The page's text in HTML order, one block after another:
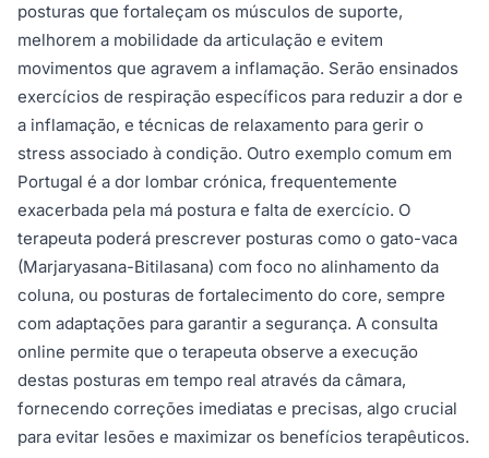
posturas que fortaleçam os músculos de suporte,
melhorem a mobilidade da articulação e evitem
movimentos que agravem a inflamação. Serão ensinados
exercícios de respiração específicos para reduzir a dor e
a inflamação, e técnicas de relaxamento para gerir o
stress associado à condição. Outro exemplo comum em
Portugal é a dor lombar crónica, frequentemente
exacerbada pela má postura e falta de exercício. O
terapeuta poderá prescrever posturas como o gato-vaca
(Marjaryasana-Bitilasana) com foco no alinhamento da
coluna, ou posturas de fortalecimento do core, sempre
com adaptações para garantir a segurança. A consulta
online permite que o terapeuta observe a execução
destas posturas em tempo real através da câmara,
fornecendo correções imediatas e precisas, algo crucial
para evitar lesões e maximizar os benefícios terapêuticos.